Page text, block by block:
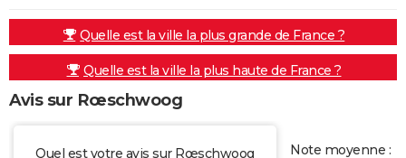
Quelle est la ville la plus grande de France ?
Quelle est la ville la plus haute de France ?
Avis sur Rœschwoog
Quel est votre avis sur Rœschwoog Note moyenne :